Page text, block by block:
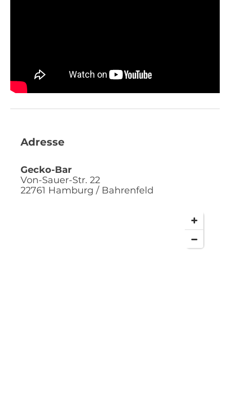
besondere Etwas zu verleihen.
Adresse
Gecko-Bar
Von-Sauer-Str. 22
22761 Hamburg / Bahrenfeld